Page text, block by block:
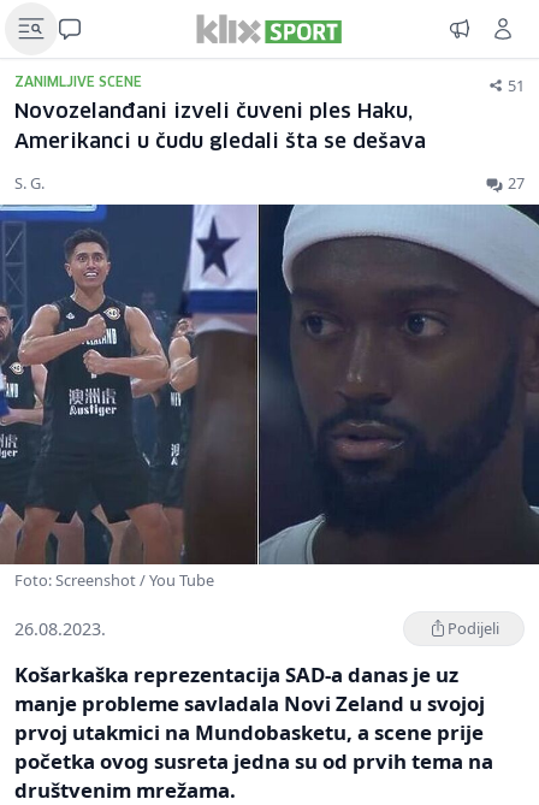
ZANIMLJIVE SCENE 51
Novozelanđani izveli čuveni ples Haku,
Amerikanci u čudu gledali šta se dešava
S. G. 27
Foto: Screenshot / You Tube
26.08.2023. Podijeli
Košarkaška reprezentacija SAD-a danas je uz
manje probleme savladala Novi Zeland u svojoj
prvoj utakmici na Mundobasketu, a scene prije
početka ovog susreta jedna su od prvih tema na
društvenim mrežama.